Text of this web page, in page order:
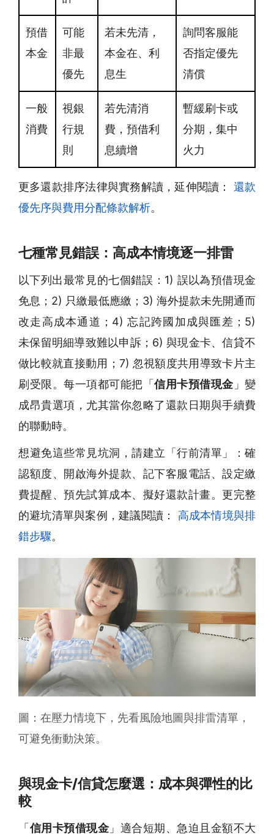
預借
本金
可能
非最
優先
若未先清，
本金在、利
息生
詢問客服能
否指定優先
清償
一般
消費
視銀
行規
則
若先清消
費，預借利
息續增
暫緩刷卡或
分期，集中
火力
更多還款排序法律與實務解讀，延伸閱讀：
還款
優先序與費用分配條款解析。
七種常見錯誤：高成本情境逐一排雷
以下列出最常見的七個錯誤：1) 誤以為預借現金
免息；2) 只繳最低應繳；3) 海外提款未先開通而
改走高成本通道；4) 忘記跨國加成與匯差；5)
未保留明細導致難以申訴；6) 與現金卡、信貸不
做比較就直接動用；7) 忽視額度共用導致卡片主
刷受限。每一項都可能把「 信用卡預借現金」變
成昂貴選項，尤其當你忽略了還款日期與手續費
的聯動時。
想避免這些常見坑洞，請建立「行前清單」：確
認額度、開啟海外提款、記下客服電話、設定繳
費提醒、預先試算成本、擬好還款計畫。更完整
的避坑清單與案例，建議閱讀：
高成本情境與排
錯步驟。
圖：在壓力情境下，先看風險地圖與排雷清單，
可避免衝動決策。
與現金卡/信貸怎麼選：成本與彈性的比
較
「信用卡預借現金」適合短期、急迫且金額不大